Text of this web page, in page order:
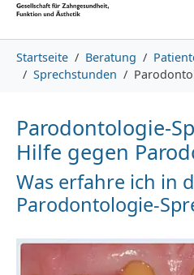
Skip to main content
Skip to page footer
Startseite Beratung
Sprechstunden
Parodontologie-
Hilfe gegen
Was erfahre ich in
Parodontologie-